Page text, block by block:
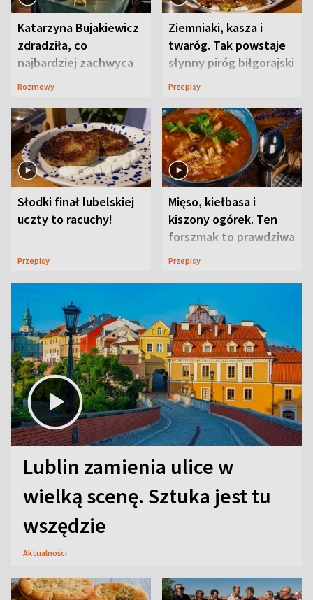
Katarzyna Bujakiewicz
zdradziła, co
najbardziej zachwyca
ją w Lublinie
Rozmowy
Ziemniaki, kasza i
twaróg. Tak powstaje
słynny piróg biłgorajski
Przepisy
Słodki finał lubelskiej
uczty to racuchy!
Przepisy
Mięso, kiełbasa i
kiszony ogórek. Ten
forszmak to prawdziwa
uczta
Przepisy
Lublin zamienia ulice w
wielką scenę. Sztuka jest tu
wszędzie
Aktualności